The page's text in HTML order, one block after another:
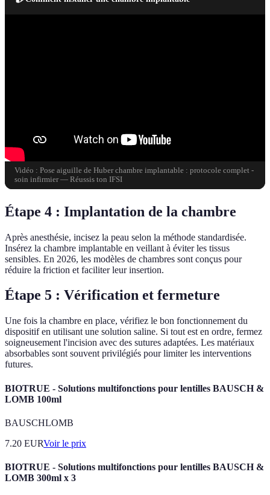
Vidéo : Pose aiguille de Huber chambre implantable : protocole complet -
soin infirmier — Réussis ton IFSI
Étape 4 : Implantation de la chambre
Après anesthésie, incisez la peau selon la méthode standardisée.
Insérez la chambre implantable en veillant à éviter les tissus
sensibles. En 2026, les modèles de chambres sont conçus pour
réduire la friction et faciliter leur insertion.
Étape 5 : Vérification et fermeture
Une fois la chambre en place, vérifiez le bon fonctionnement du
dispositif en utilisant une solution saline. Si tout est en ordre, fermez
soigneusement l'incision avec des sutures adaptées. Les matériaux
absorbables sont souvent privilégiés pour limiter les interventions
futures.
BIOTRUE - Solutions multifonctions pour lentilles BAUSCH &
LOMB 100ml
BAUSCHLOMB
7.20 EURVoir le prix
BIOTRUE - Solutions multifonctions pour lentilles BAUSCH &
LOMB 300ml x 3